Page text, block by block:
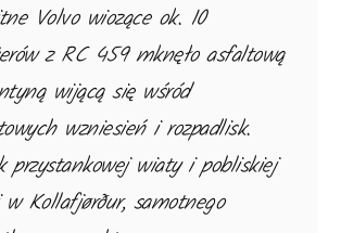
Volvo wiozące ok. 10
z RC 459 mknęło asfaltową
wijącą się wśród
wzniesień i rozpadlisk.
przystankowej wiaty i pobliskiej
Kollafjørður, samotnego